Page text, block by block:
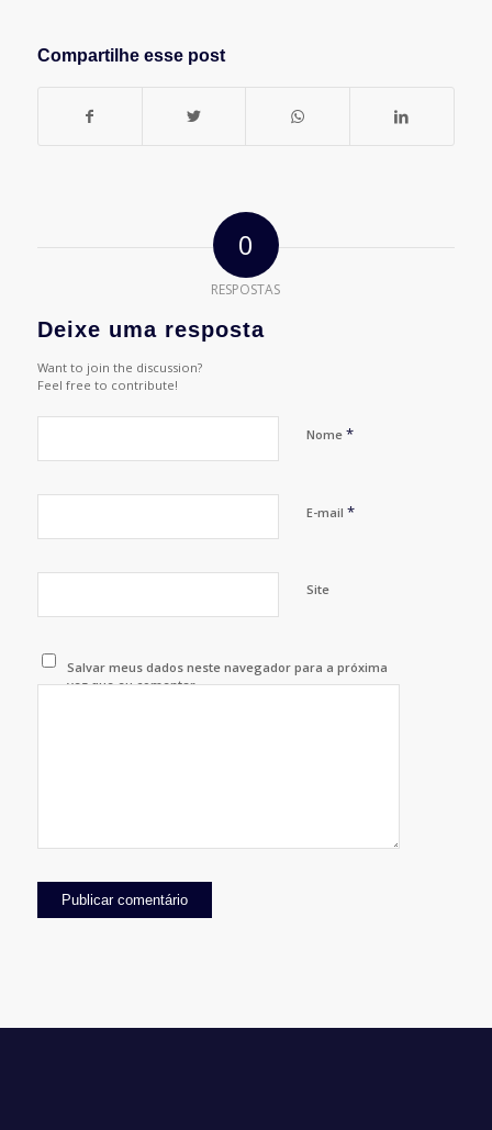
Compartilhe esse post
0
RESPOSTAS
Deixe uma resposta
Want to join the discussion?
Feel free to contribute!
Nome *
E-mail *
Site
Salvar meus dados neste navegador para a próxima
vez que eu comentar.